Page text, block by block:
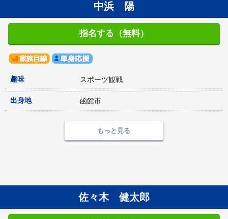
中浜 陽
指名する（無料）
趣味 スポーツ観戦
出身地 函館市
もっと見る
佐々木 健太郎